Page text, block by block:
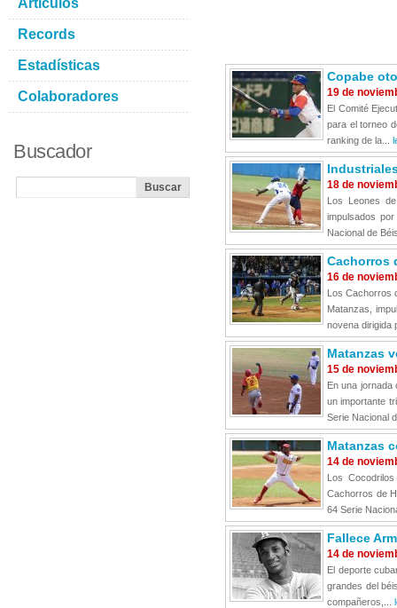
Copabe
19 de
El Comité
para el torneo
ranking de la...
18 de
Los Leones
impulsados
Nacional de
Cachorros
16 de
Los Cachorros
Matanzas,
novena dirigida
Matanzas
15 de
En una
un importante
Serie Nacional
Matanzas
14 de
Los
Cachorros de
64 Serie
Fallece
14 de
El deporte
grandes del
compañeros,...
Artículos
Records
Estadísticas
Colaboradores
Buscador